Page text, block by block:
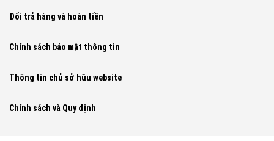
Đổi trả hàng và hoàn tiền
Chính sách bảo mật thông tin
Thông tin chủ sở hữu website
Chính sách và Quy định